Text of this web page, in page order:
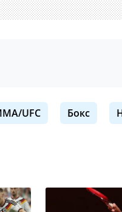
UFC Бокс